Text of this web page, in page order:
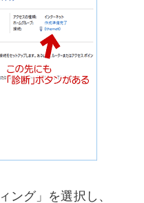
ング」を選択し、